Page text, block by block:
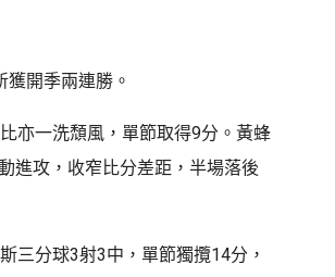
開季兩連勝。
亦一洗頹風，單節取得9分。黃蜂
進攻，收窄比分差距，半場落後
三分球3射3中，單節獨攬14分，